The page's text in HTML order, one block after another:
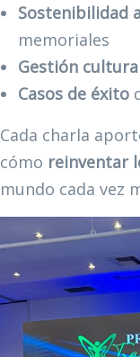
Sostenibilidad
memoriales
Gestión
Casos de éxito
Cada charla
cómo reinventar
mundo cada vez